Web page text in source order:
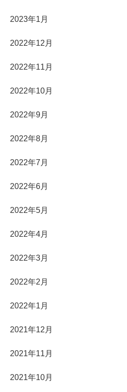
2023年1月
2022年12月
2022年11月
2022年10月
2022年9月
2022年8月
2022年7月
2022年6月
2022年5月
2022年4月
2022年3月
2022年2月
2022年1月
2021年12月
2021年11月
2021年10月